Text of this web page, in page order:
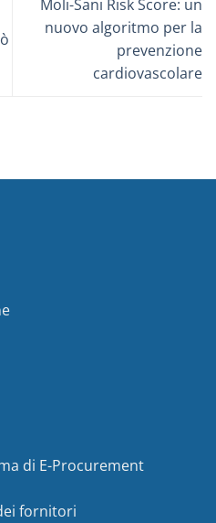
Moli-Sani Risk Score: un
nuovo algoritmo per la
prevenzione
cardiovascolare
di E-Procurement
fornitori